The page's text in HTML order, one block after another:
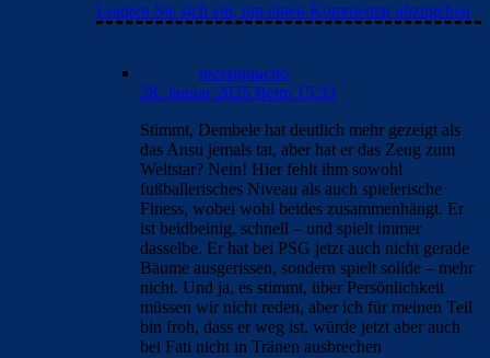
Loggen Sie sich ein, um einen Kommentar abzugeben
messigaucho
28. Januar 2025 Beim 15:33
Stimmt, Dembele hat deutlich mehr gezeigt als
das Ansu jemals tat, aber hat er das Zeug zum
Weltstar? Nein! Hier fehlt ihm sowohl
fußballerisches Niveau als auch spielerische
Finess, wobei wohl beides zusammenhängt. Er
ist beidbeinig, schnell – und spielt immer
dasselbe. Er hat bei PSG jetzt auch nicht gerade
Bäume ausgerissen, sondern spielt solide – mehr
nicht. Und ja, es stimmt, über Persönlichkeit
müssen wir nicht reden, aber ich für meinen Teil
bin froh, dass er weg ist, würde jetzt aber auch
bei Fati nicht in Tränen ausbrechen